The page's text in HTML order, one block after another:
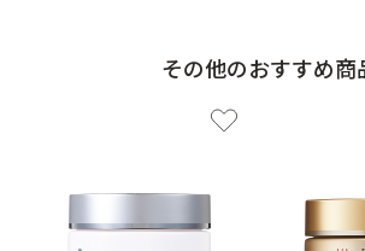
その他のおすすめ商